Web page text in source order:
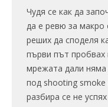
Чудя се как да
да е ревю за макро
реших да споделя
първи път пробвах
мрежата дали
под shooting smoke
разбира се не